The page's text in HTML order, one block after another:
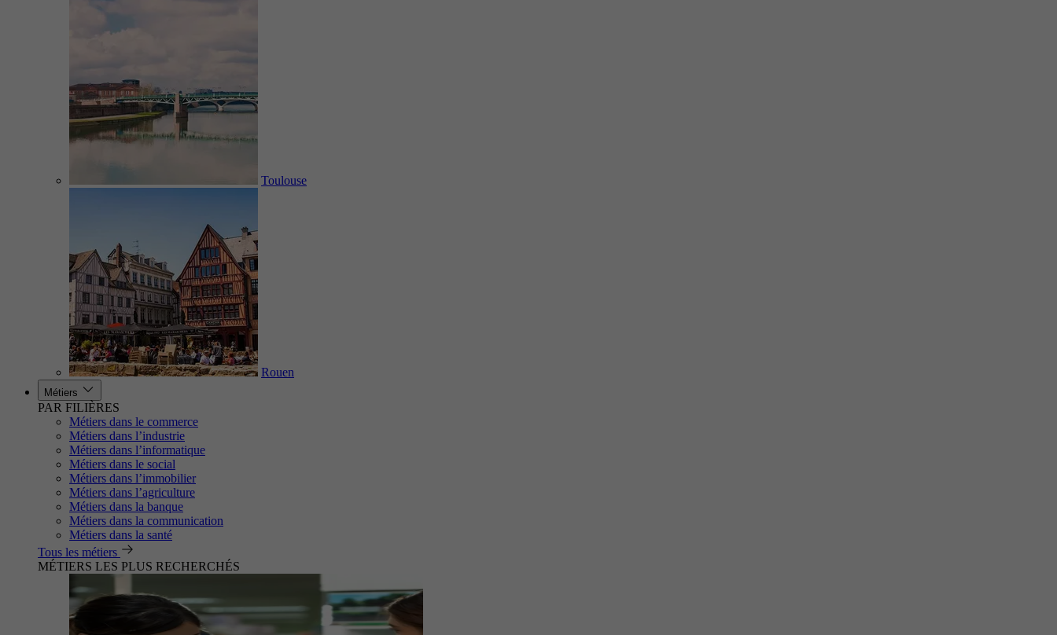
Toulouse
Rouen
Métiers
PAR FILIÈRES
Métiers dans le commerce
Métiers dans l’industrie
Métiers dans l’informatique
Métiers dans le social
Métiers dans l’immobilier
Métiers dans l’agriculture
Métiers dans la banque
Métiers dans la communication
Métiers dans la santé
Tous les métiers
MÉTIERS LES PLUS RECHERCHÉS